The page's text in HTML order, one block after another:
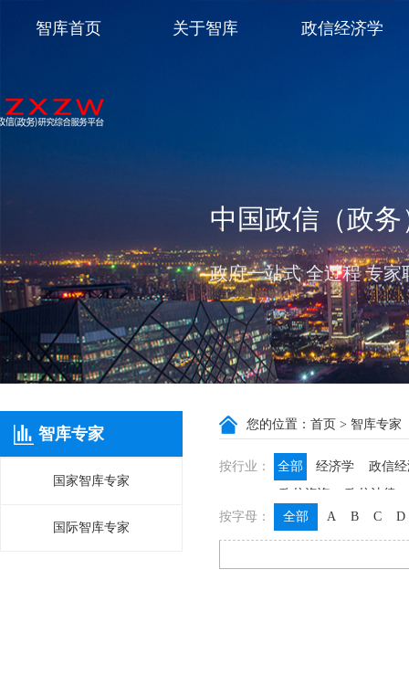
中国政信（政
政府一站式 全过程 专
智库首页 关于智库 政信经济学
智库专家
国家智库专家
国际智库专家
您的位置： 首页 > 智库专家
按行业： 全部 经济学
政信
政信咨询
政信法律
按字母：
全部 A B C D